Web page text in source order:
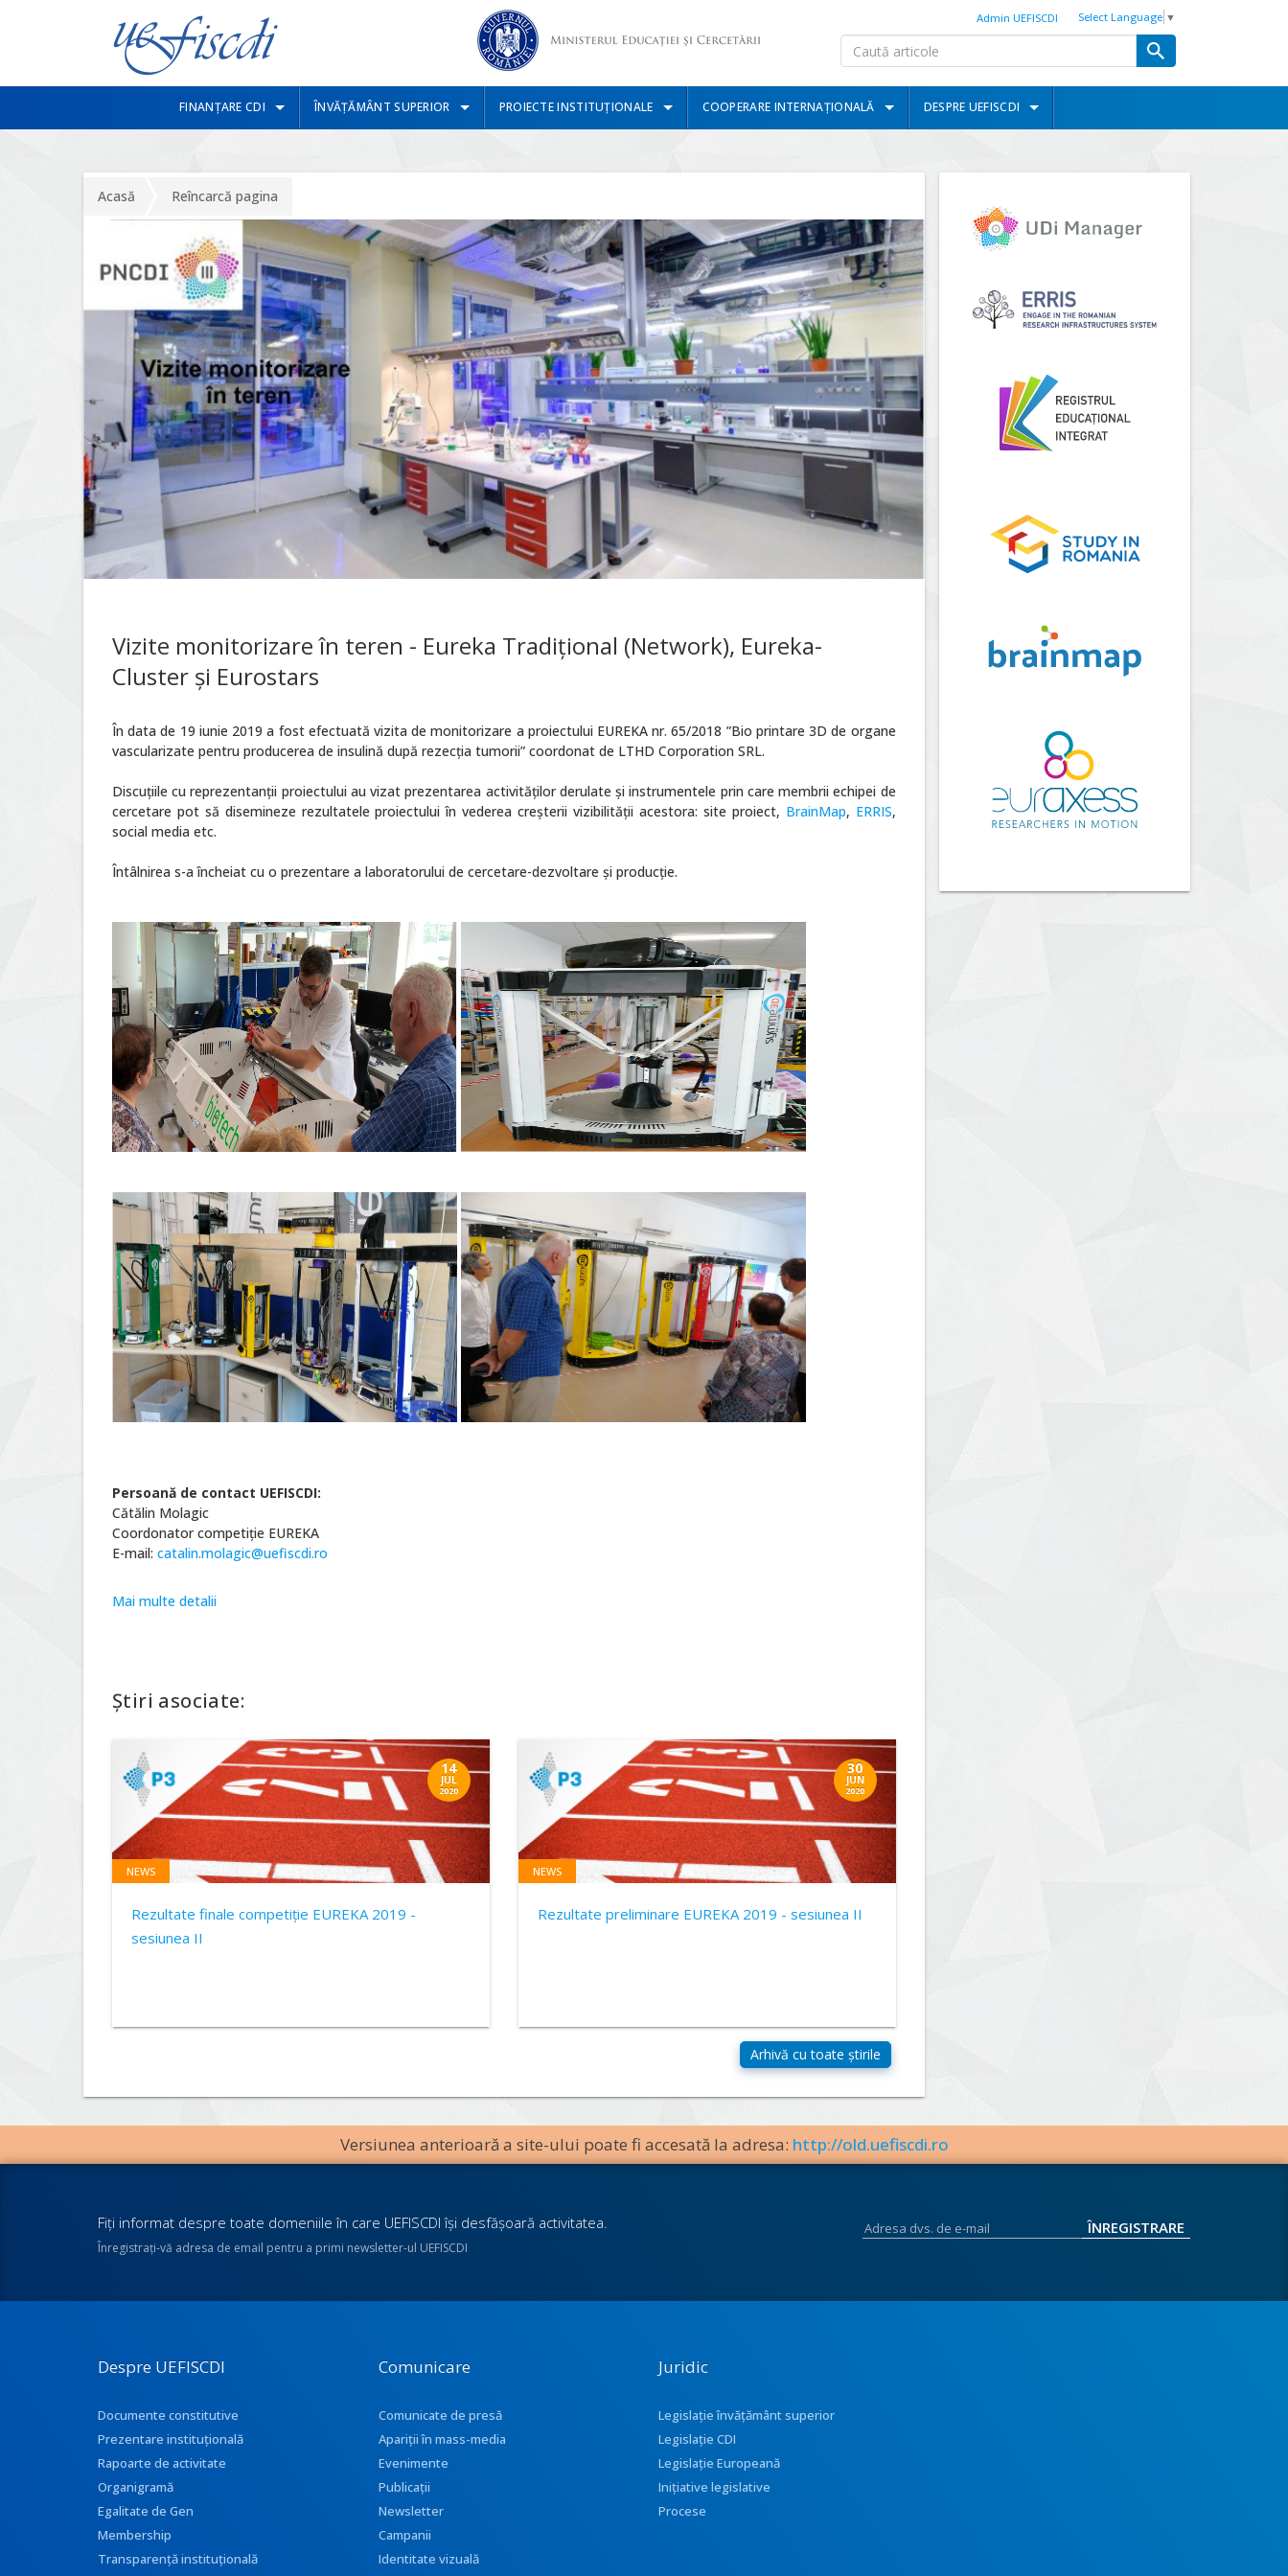
Select Language ▼
Admin UEFISCDI
FINANȚARE CDI ÎNVĂȚĂMÂNT SUPERIOR PROIECTE INSTITUȚIONALE COOPERARE INTERNAȚIONALĂ DESPRE UEFISCDI
Acasă Reîncarcă pagina
Vizite monitorizare în teren - Eureka Tradiţional (Network), Eureka-
Cluster şi Eurostars
În data de 19 iunie 2019 a fost efectuată vizita de monitorizare a proiectului EUREKA nr. 65/2018 ”Bio printare 3D de organe
vascularizate pentru producerea de insulină după rezecţia tumorii” coordonat de LTHD Corporation SRL.
Discuţiile cu reprezentanţii proiectului au vizat prezentarea activităţilor derulate şi instrumentele prin care membrii echipei de
cercetare pot să disemineze rezultatele proiectului în vederea creșterii vizibilității acestora: site proiect, BrainMap, ERRIS,
social media etc.
Întâlnirea s-a încheiat cu o prezentare a laboratorului de cercetare-dezvoltare şi producţie.
Persoană de contact UEFISCDI:
Cătălin Molagic
Coordonator competiție EUREKA
E-mail: catalin.molagic@uefiscdi.ro
Mai multe detalii
Știri asociate:
14
JUL
2020
NEWS
Rezultate finale competiție EUREKA 2019 -
sesiunea II
30
JUN
2020
NEWS
Rezultate preliminare EUREKA 2019 - sesiunea II
Versiunea anterioară a site-ului poate fi accesată la adresa: http://old.uefiscdi.ro
Fiţi informat despre toate domeniile în care UEFISCDI îşi desfăşoară activitatea.
Înregistraţi-vă adresa de email pentru a primi newsletter-ul UEFISCDI
Despre UEFISCDI
Documente constitutive
Prezentare instituţională
Rapoarte de activitate
Organigramă
Egalitate de Gen
Membership
Transparenţă instituţională
Comunicare
Comunicate de presă
Apariţii în mass-media
Evenimente
Publicații
Newsletter
Campanii
Identitate vizuală
Juridic
Legislație învățământ superior
Legislație CDI
Legislație Europeană
Inițiative legislative
Procese